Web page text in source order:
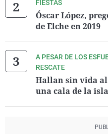
FIESTAS
Óscar López,
de Elche en 2019
A PESAR DE LOS
RESCATE
Hallan sin vida
una cala de la